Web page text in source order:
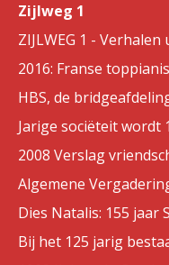
Zijlweg 1
ZIJLWEG 1 -
2016: Franse
HBS, de
Jarige sociëteit wordt
2008 Verslag
Algemene
Dies Natalis: 155 jaar
Bij het 125 jarig